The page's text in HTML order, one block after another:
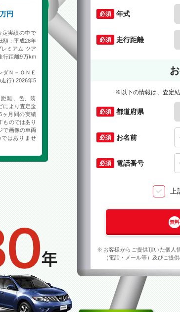
万円
定実績の中で
額：平成28年
ミアム ツア
行距離9万km
ダＮ－ＯＮＥ
行) 2026年5
離、色、装
により査定金
ヶ月間の実績
ものではあり
で画像の車両
はありませ
年式
走行距離
※以下の情報は、査定
都道府県
お名前
電話番号
お客様からご提供頂いた個人
（電話・メール等）及びご提